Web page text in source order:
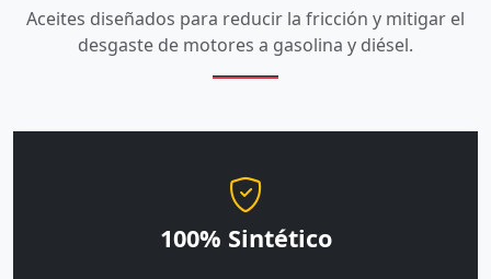
Aceites diseñados para reducir la fricción y mitigar el
desgaste de motores a gasolina y diésel.
100% Sintético